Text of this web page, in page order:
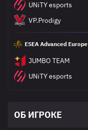
UNiTY esports
VP.Prodigy
ESEA Advanced Europe
JUMBO TEAM
UNiTY esports
ОБ ИГРОКЕ